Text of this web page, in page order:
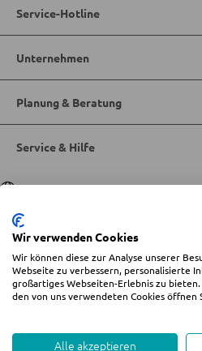
Nachttische
Polsterbetten
Komplette
MATRATZEN
Matratzen
Lattenroste
Service-Hotline
Unternehmen
Planung & Beratung
Service & Hilfe
SpracheDeutsch|Italiano
© 2026 Wohn-Zentrum Jungmann
%star%Alle Preise inkl. gesetzl.
Nachnahmegebühren, wenn nicht anders
Whistleblowing
Wir verwenden Cookies
Wir können diese zur Analyse unserer
Webseite zu verbessern, personalisierte
großartiges Webseiten-Erlebnis zu
den von uns verwendeten Cookies öffnen
Alle akzeptieren